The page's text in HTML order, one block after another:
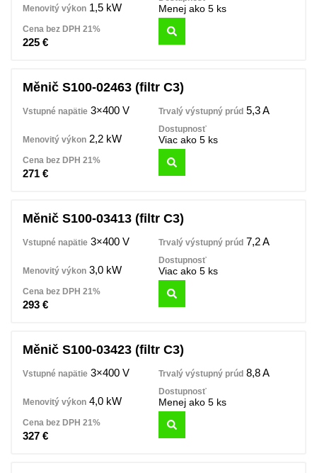
1,5 kW Menej ako 5 ks
225 €
Měnič S100-02463 (filtr C3)
3×400 V 5,3 A
2,2 kW Viac ako 5 ks
271 €
Měnič S100-03413 (filtr C3)
3×400 V 7,2 A
3,0 kW Viac ako 5 ks
293 €
Měnič S100-03423 (filtr C3)
3×400 V 8,8 A
4,0 kW Menej ako 5 ks
327 €